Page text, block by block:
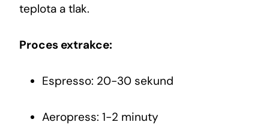
teplota a tlak.
Proces extrakce:
Espresso: 20-30 sekund
Aeropress: 1-2 minuty